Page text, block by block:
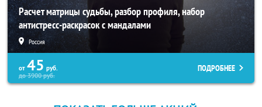
Расчет матрицы судьбы, разбор профиля, набор
антистресс-раскрасок с мандалами
Россия
от 45 руб.
до3900руб.
ПОДРОБНЕЕ